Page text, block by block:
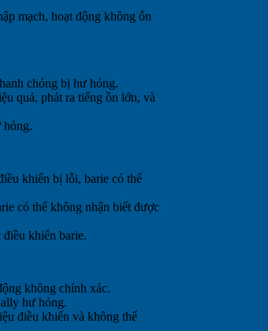
mạch, hoạt động không ổn
chóng bị hư hỏng.
quả, phát ra tiếng ồn lớn, và
hỏng.
khiển bị lỗi, barie có thể
có thể không nhận biết được
khiển barie.
không chính xác.
hư hỏng.
điều khiển và không thể